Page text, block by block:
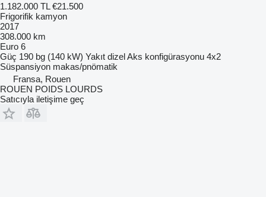
1.182.000 TL €21.500
Frigorifik kamyon
2017
308.000 km
Euro 6
Güç 190 bg (140 kW) Yakıt dizelAks konfigürasyonu 4x2
Süspansiyon makas/pnömatik
Fransa, Rouen
ROUEN POIDS LOURDS
Satıcıyla iletişime geç